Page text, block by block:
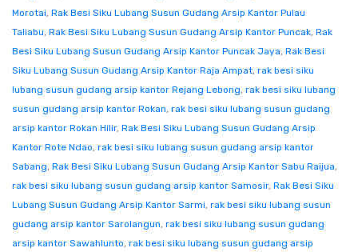
Morotai, Rak Besi Siku Lubang Susun Gudang Arsip Kantor Pulau
Taliabu, Rak Besi Siku Lubang Susun Gudang Arsip Kantor Puncak, Rak
Besi Siku Lubang Susun Gudang Arsip Kantor Puncak Jaya, Rak Besi
Siku Lubang Susun Gudang Arsip Kantor Raja Ampat, rak besi siku
lubang susun gudang arsip kantor Rejang Lebong, rak besi siku lubang
susun gudang arsip kantor Rokan, rak besi siku lubang susun gudang
arsip kantor Rokan Hilir, Rak Besi Siku Lubang Susun Gudang Arsip
Kantor Rote Ndao, rak besi siku lubang susun gudang arsip kantor
Sabang, Rak Besi Siku Lubang Susun Gudang Arsip Kantor Sabu Raijua,
rak besi siku lubang susun gudang arsip kantor Samosir, Rak Besi Siku
Lubang Susun Gudang Arsip Kantor Sarmi, rak besi siku lubang susun
gudang arsip kantor Sarolangun, rak besi siku lubang susun gudang
arsip kantor Sawahlunto, rak besi siku lubang susun gudang arsip